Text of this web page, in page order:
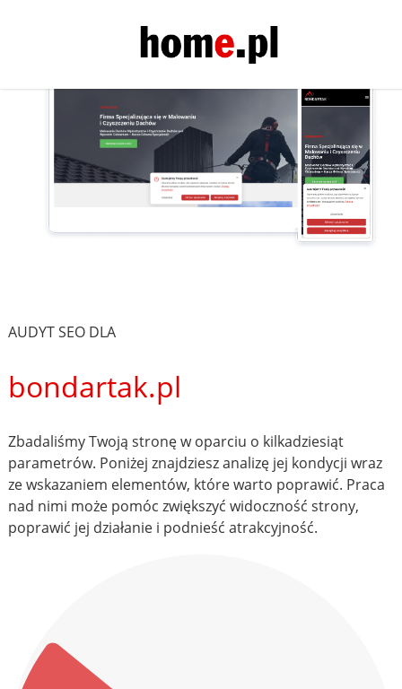
AUDYT SEO DLA
bondartak.pl
Zbadaliśmy Twoją stronę w oparciu o kilkadziesiąt
parametrów. Poniżej znajdziesz analizę jej kondycji wraz
ze wskazaniem elementów, które warto poprawić. Praca
nad nimi może pomóc zwiększyć widoczność strony,
poprawić jej działanie i podnieść atrakcyjność.